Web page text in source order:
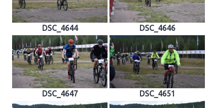
DSC_4644 DSC_4646
DSC_4647 DSC_4651